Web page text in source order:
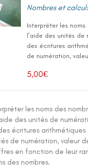
Nombres et
Interpréter les noms
l’aide des unités
des écritures
de numération,
5,00€
les noms des
des unités de
écritures arithmétiques
de numération, valeur
en fonction de leur
des nombres.